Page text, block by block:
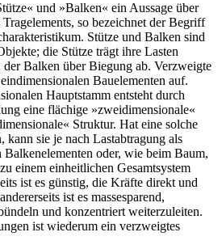
und »Balken« ein Aussage über
so bezeichnet der Begriff
Stütze und Balken sind
die Stütze trägt ihre Lasten
Balken über Biegung ab. Verzweigte
Bauelementen auf.
Hauptstamm entsteht durch
eine flächige »zweidimensionale«
Struktur. Hat eine solche
kann sie je nach Lastabtragung als
oder, wie beim Baum,
einem einheitlichen Gesamtsystem
ist es günstig, die Kräfte direkt und
ist es massesparend,
und konzentriert weiterzuleiten.
ist wiederum ein verzweigtes